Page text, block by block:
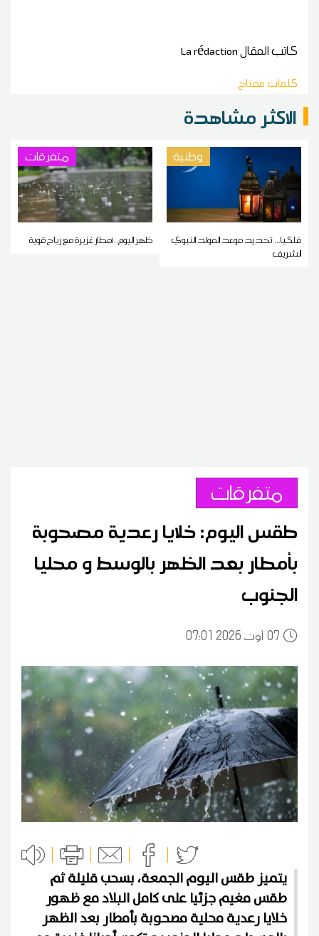
كاتب المقالLa rédaction
كلمات مفتاح
الاكثر مشاهدة
وطنية
فلكيا... تحديد موعد المولد النبوي
الشريف
متفرقات
ظهر اليوم.. أمطار غزيرة مع رياح قوية
متفرقات
طقس اليوم: خلايا رعدية مصحوبة
بأمطار بعد الظهر بالوسط و محليا
الجنوب
0707:01 2026 أوت
يتميز طقس اليوم الجمعة، بسحب قليلة ثم
طقس مغيم جزئيا على كامل البلاد مع ظهور
خلايا رعدية محلية مصحوبة بأمطار بعد الظهر